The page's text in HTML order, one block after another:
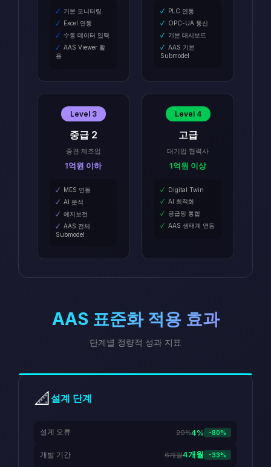
기본 모니터링
Excel 연동
수동 데이터 입력
AAS Viewer 활
용
PLC 연동
OPC-UA 통신
기본 대시보드
AAS 기본
Submodel
Level 3
중급 2
중견 제조업
1억원 이하
MES 연동
AI 분석
예지보전
AAS 전체
Submodel
Level 4
고급
대기업 협력사
1억원 이상
Digital Twin
AI 최적화
공급망 통합
AAS 생태계 연동
AAS 표준화 적용 효과
단계별 정량적 성과 지표
📐 설계 단계
설계 오류 20%4% -80%
개발 기간 6개월4개월 -33%